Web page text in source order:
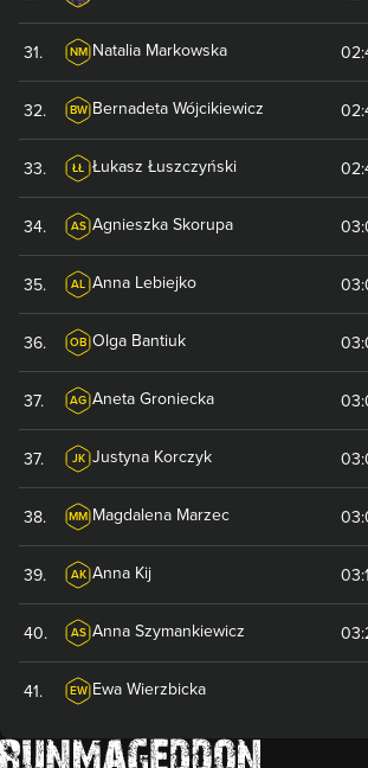
31. NM Natalia Markowska
32. BW Bernadeta Wójcikiewicz
33. ŁŁ Łukasz Łuszczyński
34. AS Agnieszka Skorupa
35. AL Anna Lebiejko
36. OB Olga Bantiuk
37. AG Aneta Groniecka
37. JK Justyna Korczyk
38. MM Magdalena Marzec
39. AK Anna Kij
40. AS Anna Szymankiewicz
41. EW Ewa Wierzbicka